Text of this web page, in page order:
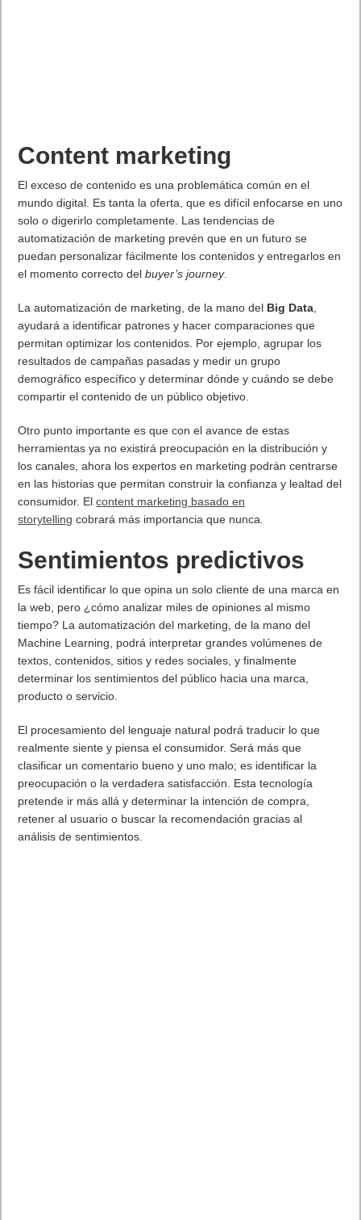
Content marketing
El exceso de contenido es una problemática común en el
mundo digital. Es tanta la oferta, que es difícil enfocarse en uno
solo o digerirlo completamente. Las tendencias de
automatización de marketing prevén que en un futuro se
puedan personalizar fácilmente los contenidos y entregarlos en
el momento correcto delbuyer’s journey.
La automatización de marketing, de la mano del Big Data,
ayudará a identificar patrones y hacer comparaciones que
permitan optimizar los contenidos. Por ejemplo, agrupar los
resultados de campañas pasadas y medir un grupo
demográfico específico y determinar dónde y cuándo se debe
compartir el contenido de un público objetivo.
Otro punto importante es que con el avance de estas
herramientas ya no existirá preocupación en la distribución y
los canales, ahora los expertos en marketing podrán centrarse
en las historias que permitan construir la confianza y lealtad del
consumidor. Elcontent marketing basado en
storytelling cobrará más importancia que nunca.
Sentimientos predictivos
Es fácil identificar lo que opina un solo cliente de una marca en
la web, pero ¿cómo analizar miles de opiniones al mismo
tiempo? La automatización del marketing, de la mano del
Machine Learning, podrá interpretar grandes volúmenes de
textos, contenidos, sitios y redes sociales, y finalmente
determinar los sentimientos del público hacia una marca,
producto o servicio.
El procesamiento del lenguaje natural podrá traducir lo que
realmente siente y piensa el consumidor. Será más que
clasificar un comentario bueno y uno malo; es identificar la
preocupación o la verdadera satisfacción. Esta tecnología
pretende ir más allá y determinar la intención de compra,
retener al usuario o buscar la recomendación gracias al
análisis de sentimientos.